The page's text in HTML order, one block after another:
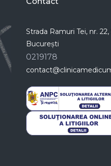
Strada Ramuri Tei, nr.
București
0219178